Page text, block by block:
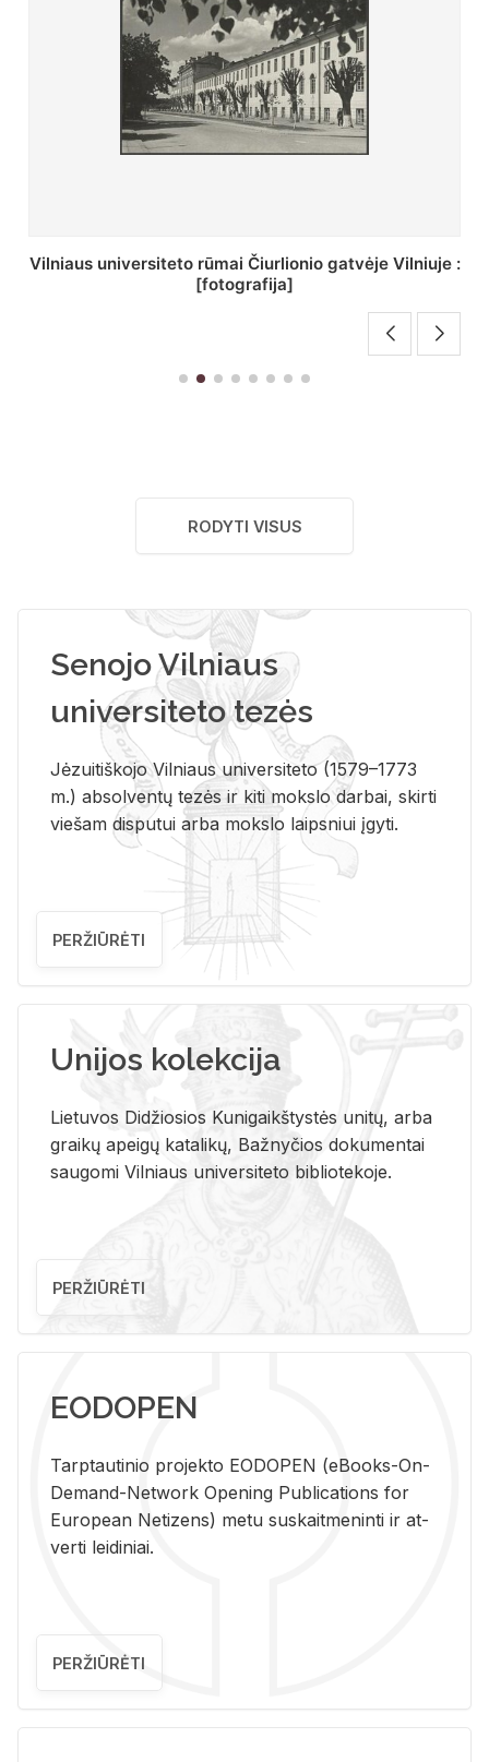
St. Batoro universiteto J. Pilsudskio kolegija :
[fotografija]
RODYTI VISUS
Senojo Vilniaus
universiteto tezės
Jėzuitiškojo Vilniaus universiteto (1579–1773
m.) absolventų tezės ir kiti mokslo darbai, skirti
viešam disputui arba mokslo laipsniui įgyti.
PERŽIŪRĖTI
Unijos kolekcija
Lietuvos Didžiosios Kunigaikštystės unitų, arba
graikų apeigų katalikų, Bažnyčios dokumentai
saugomi Vilniaus universiteto bibliotekoje.
PERŽIŪRĖTI
EODOPEN
Tarp­tau­ti­nio pro­jek­to EO­DO­PEN (eBo­oks-On-
De­mand-Ne­twork Ope­ning Pub­li­ca­tions for
Eu­ro­pe­an Ne­ti­zens) metu su­skait­me­nin­ti ir at­
ver­ti lei­di­niai.
PERŽIŪRĖTI